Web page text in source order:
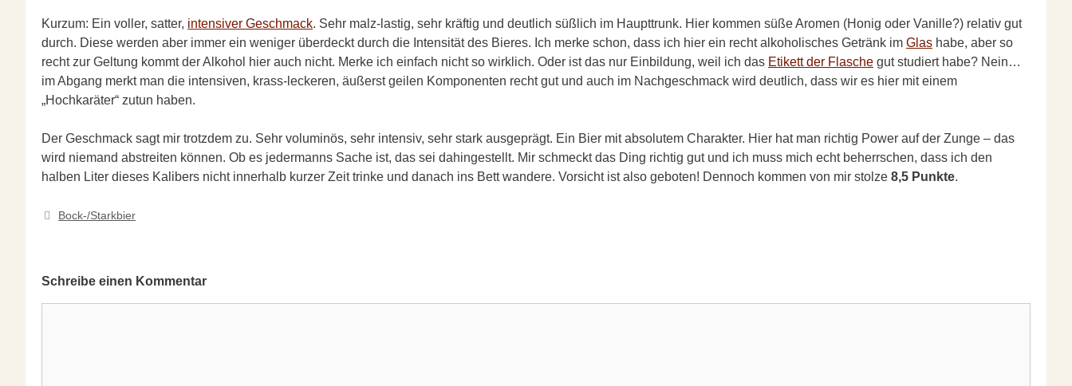
Kurzum: Ein voller, satter, intensiver Geschmack. Sehr malz-lastig, sehr kräftig und deutlich süßlich im Haupttrunk. Hier kommen süße Aromen (Honig oder Vanille?) relativ gut
durch. Diese werden aber immer ein weniger überdeckt durch die Intensität des Bieres. Ich merke schon, dass ich hier ein recht alkoholisches Getränk im Glas habe, aber so
recht zur Geltung kommt der Alkohol hier auch nicht. Merke ich einfach nicht so wirklich. Oder ist das nur Einbildung, weil ich das Etikett der Flasche gut studiert habe? Nein…
im Abgang merkt man die intensiven, krass-leckeren, äußerst geilen Komponenten recht gut und auch im Nachgeschmack wird deutlich, dass wir es hier mit einem
„Hochkaräter“ zutun haben.
Der Geschmack sagt mir trotzdem zu. Sehr voluminös, sehr intensiv, sehr stark ausgeprägt. Ein Bier mit absolutem Charakter. Hier hat man richtig Power auf der Zunge – das
wird niemand abstreiten können. Ob es jedermanns Sache ist, das sei dahingestellt. Mir schmeckt das Ding richtig gut und ich muss mich echt beherrschen, dass ich den
halben Liter dieses Kalibers nicht innerhalb kurzer Zeit trinke und danach ins Bett wandere. Vorsicht ist also geboten! Dennoch kommen von mir stolze 8,5 Punkte.
Kategorien
Bock-/Starkbier
Schreibe einen Kommentar